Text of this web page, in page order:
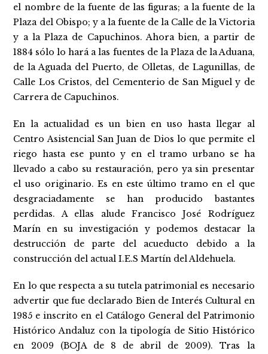
el nombre de la fuente de las figuras; a la fuente de la
Plaza del Obispo; y a la fuente de la Calle de la Victoria
y a la Plaza de Capuchinos. Ahora bien, a partir de
1884 sólo lo hará a las fuentes de la Plaza de la Aduana,
de la Aguada del Puerto, de Olletas, de Lagunillas, de
Calle Los Cristos, del Cementerio de San Miguel y de
Carrera de Capuchinos.
En la actualidad es un bien en uso hasta llegar al
Centro Asistencial San Juan de Dios lo que permite el
riego hasta ese punto y en el tramo urbano se ha
llevado a cabo su restauración, pero ya sin presentar
el uso originario. Es en este último tramo en el que
desgraciadamente se han producido bastantes
perdidas. A ellas alude Francisco José Rodríguez
Marín en su investigación y podemos destacar la
destrucción de parte del acueducto debido a la
construcción del actual I.E.S Martín del Aldehuela.
En lo que respecta a su tutela patrimonial es necesario
advertir que fue declarado Bien de Interés Cultural en
1985 e inscrito en el Catálogo General del Patrimonio
Histórico Andaluz con la tipología de Sitio Histórico
en 2009 (BOJA de 8 de abril de 2009). Tras la